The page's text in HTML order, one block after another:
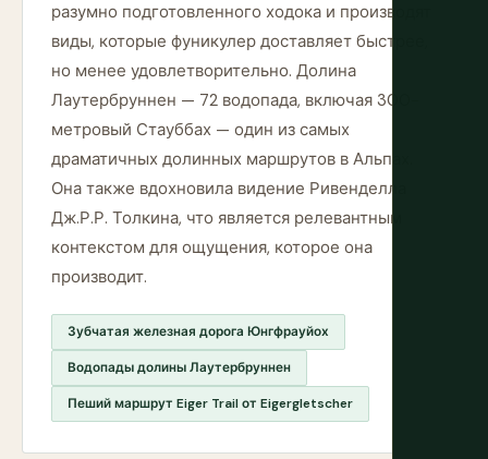
разумно подготовленного ходока и производят
виды, которые фуникулер доставляет быстрее,
но менее удовлетворительно. Долина
Лаутербруннен — 72 водопада, включая 300-
метровый Стауббах — один из самых
драматичных долинных маршрутов в Альпах.
Она также вдохновила видение Ривенделла
Дж.Р.Р. Толкина, что является релевантным
контекстом для ощущения, которое она
производит.
Зубчатая железная дорога Юнгфрауйох
Водопады долины Лаутербруннен
Пеший маршрут Eiger Trail от Eigergletscher